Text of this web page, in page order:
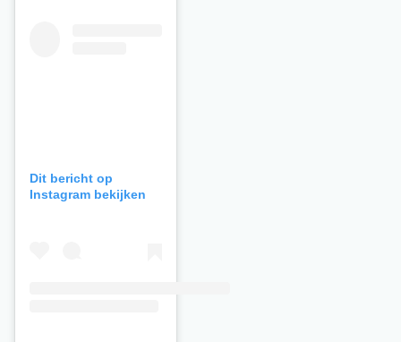
Dit bericht op
Instagram bekijken